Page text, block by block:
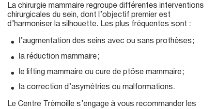
La chirurgie mammaire regroupe différentes interventions
chirurgicales du sein, dont l’objectif premier est
d’harmoniser la silhouette. Les plus fréquentes sont :
l’augmentation des seins avec ou sans prothèses ;
la réduction mammaire ;
le lifting mammaire ou cure de ptôse mammaire ;
la correction d’asymétries ou malformations.
Le Centre Trémoille s’engage à vous recommander les